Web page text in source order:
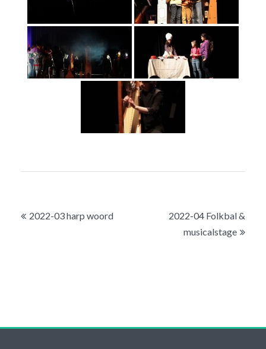
Bericht
2022-03 harp woord
2022-04 Folkbal &
musicalstage